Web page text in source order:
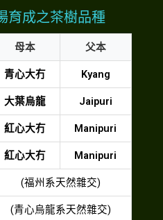
育成之茶樹品種
母本 父本
青心大冇 Kyang
大葉烏龍 Jaipuri
紅心大冇 Manipuri
紅心大冇 Manipuri
(福州系天然雜交)
(青心烏龍系天然雜交)